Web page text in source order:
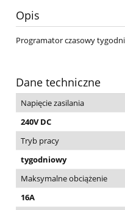
Opis
Programator czasowy
Dane techniczne
Napięcie zasilania
240V DC
Tryb pracy
tygodniowy
Maksymalne obciążenie
16A